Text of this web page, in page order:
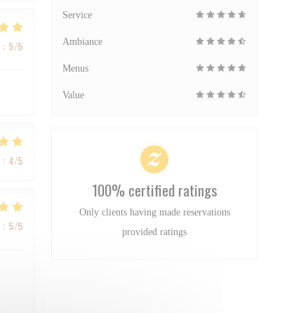
: 5/5
: 4/5
: 5/5
Service
Ambiance
Menus
Value
100% certified ratings
Only clients having made reservations
provided ratings